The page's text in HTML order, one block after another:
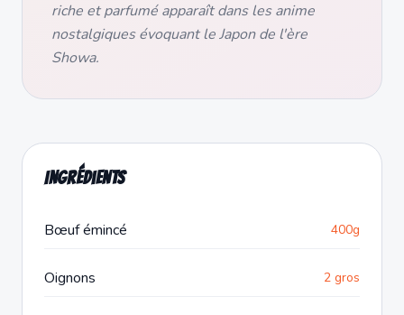
riche et parfumé apparaît dans les anime
nostalgiques évoquant le Japon de l'ère
Showa.
Ingrédients
Bœuf émincé 400g
Oignons 2 gros